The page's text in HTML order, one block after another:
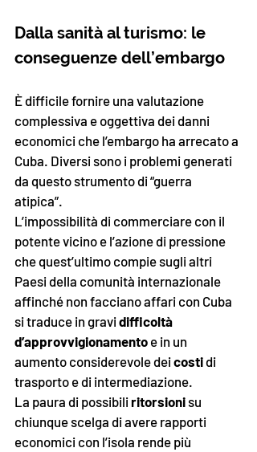
Dalla sanità al turismo: le
conseguenze dell’embargo
È difficile fornire una valutazione
complessiva e oggettiva dei danni
economici che l’embargo ha arrecato a
Cuba. Diversi sono i problemi generati
da questo strumento di “guerra
atipica”.
L’impossibilità di commerciare con il
potente vicino e l’azione di pressione
che quest’ultimo compie sugli altri
Paesi della comunità internazionale
affinché non facciano affari con Cuba
si traduce in gravi difficoltà
d’approvvigionamento e in un
aumento considerevole dei costi di
trasporto e di intermediazione.
La paura di possibili ritorsioni su
chiunque scelga di avere rapporti
economici con l’isola rende più